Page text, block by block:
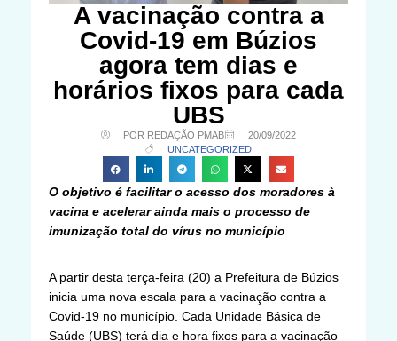
A vacinação contra a
Covid-19 em Búzios
agora tem dias e
horários fixos para cada
UBS
POR REDAÇÃO PMAB
20/09/2022
UNCATEGORIZED
O objetivo é facilitar o acesso dos moradores à
vacina e acelerar ainda mais o processo de
imunização total do vírus no município
A partir desta terça-feira (20) a Prefeitura de Búzios
inicia uma nova escala para a vacinação contra a
Covid-19 no município. Cada Unidade Básica de
Saúde (UBS) terá dia e hora fixos para a vacinação